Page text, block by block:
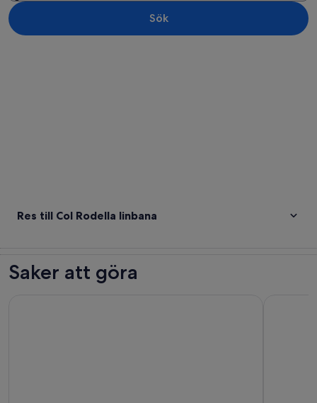
Sök
Res till Col Rodella linbana
Saker att göra